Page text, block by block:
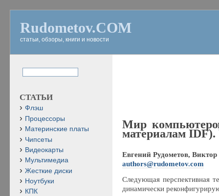
Rudometov.COM
статьи, обзоры, книги и новости
Мир
материалам IDF).
Евгений Рудометов, Виктор
authors@rudometov.com
Следующая перспективная
динамически
СТАТЬИ
Флэш
Процессоры
Материнские платы
Чипсеты
Видеокарты
Мультимедиа
Жесткие диски
Ноутбуки
КПК